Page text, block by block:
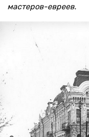
мастеров-евреев.